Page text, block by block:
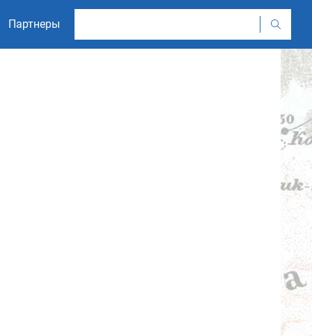
Партнеры